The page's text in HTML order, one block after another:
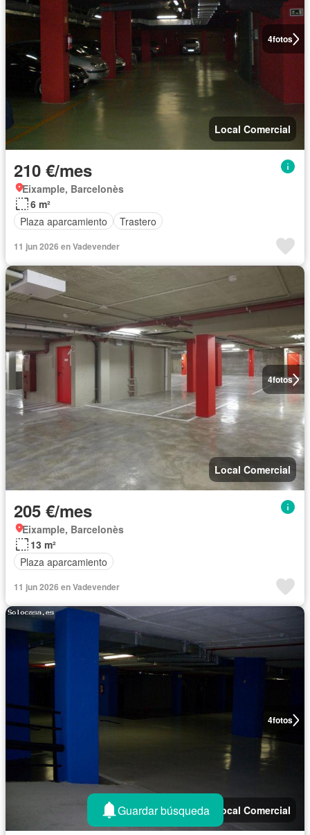
4fotos
Local Comercial
210 €/mes
Eixample, Barcelonès
6 m²
Plaza aparcamiento
Trastero
11 jun 2026 en Vadevender
4fotos
Local Comercial
205 €/mes
Eixample, Barcelonès
13 m²
Plaza aparcamiento
11 jun 2026 en Vadevender
4fotos
Local Comercial
Guardar búsqueda